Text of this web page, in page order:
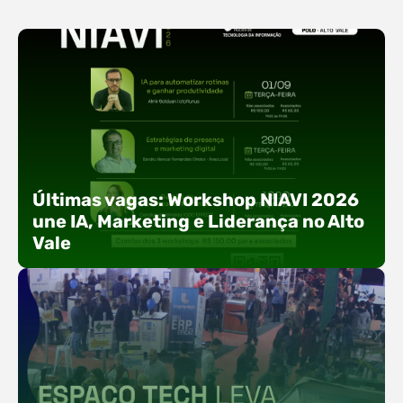
Últimas vagas: Workshop NIAVI 2026
une IA, Marketing e Liderança no Alto
Vale